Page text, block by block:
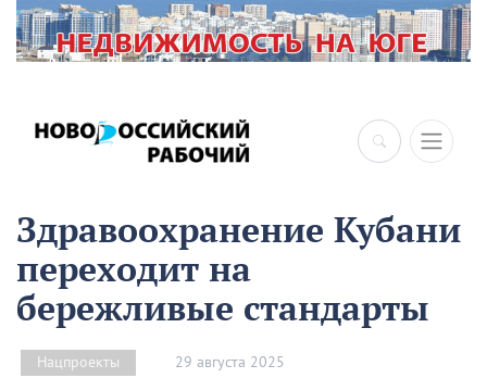
×
Здравоохранение Кубани
переходит на
бережливые стандарты
Нацпроекты 29 августа 2025